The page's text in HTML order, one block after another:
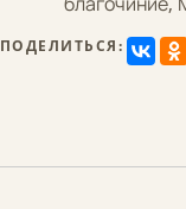
ПОДЕЛИТЬСЯ: